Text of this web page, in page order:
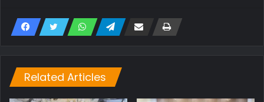
Related Articles